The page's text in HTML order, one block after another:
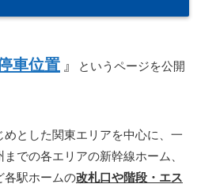
車位置 』
というページを公開
とした関東エリアを中心に、一
での各エリアの新幹線ホーム、
各駅ホームの改札口や階段・エス